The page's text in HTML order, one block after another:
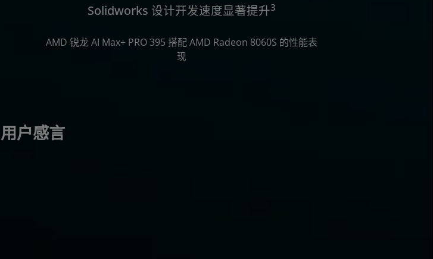
Solidworks 设计开发速度显著提升3
AMD 锐龙 AI Max+ PRO 395 搭配 AMD Radeon 8060S 的性能表
现
用户感言